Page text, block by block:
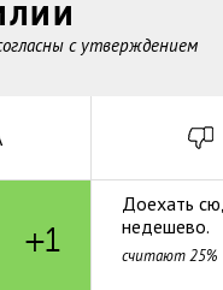
с утверждением
+1
Доехать
недешево.
считают 25%